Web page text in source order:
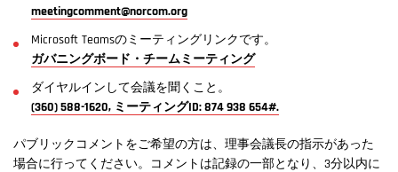
meetingcomment@norcom.org
Microsoft Teamsのミーティングリンクです。
ガバニングボード・チームミーティング
ダイヤルインして会議を聞くこと。
(360) 588-1620, ミーティングID: 874 938 654#.
パブリックコメントをご希望の方は、理事会議長の指示があった
場合に行ってください。コメントは記録の一部となり、3分以内に